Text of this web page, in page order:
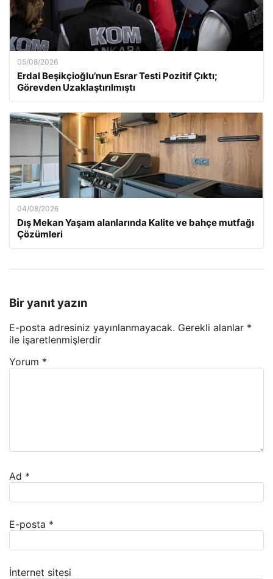
05/08/2026
Erdal Beşikçioğlu’nun Esrar Testi Pozitif Çıktı;
Görevden Uzaklaştırılmıştı
04/08/2026
Dış Mekan Yaşam alanlarında Kalite ve bahçe mutfağı
Çözümleri
Bir yanıt yazın
E-posta adresiniz yayınlanmayacak. Gerekli alanlar *
ile işaretlenmişlerdir
Yorum *
Ad *
E-posta *
İnternet sitesi